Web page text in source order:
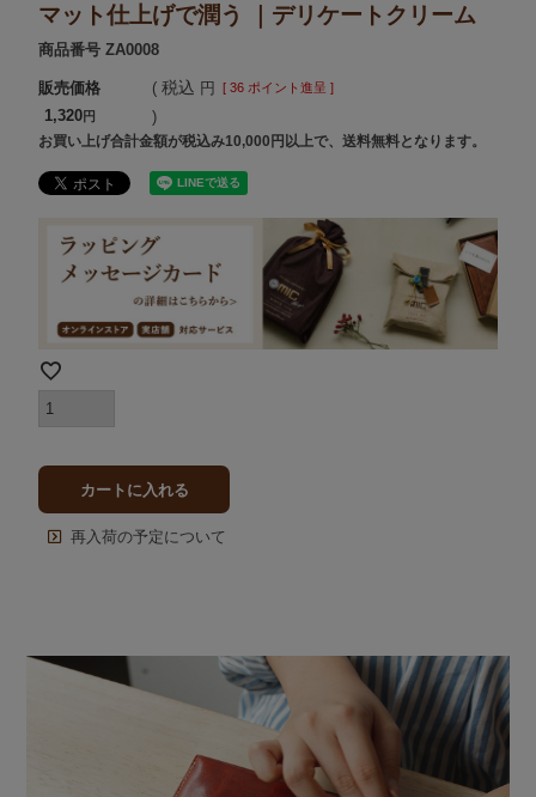
マット仕上げで潤う ｜デリケートクリーム
商品番号 ZA0008
販売価格
1,320
税込 [ 36 ポイント進呈 ]
お買い上げ合計金額が税込み10,000円以上で、送料無料となります。
カートに入れる
再入荷の予定について